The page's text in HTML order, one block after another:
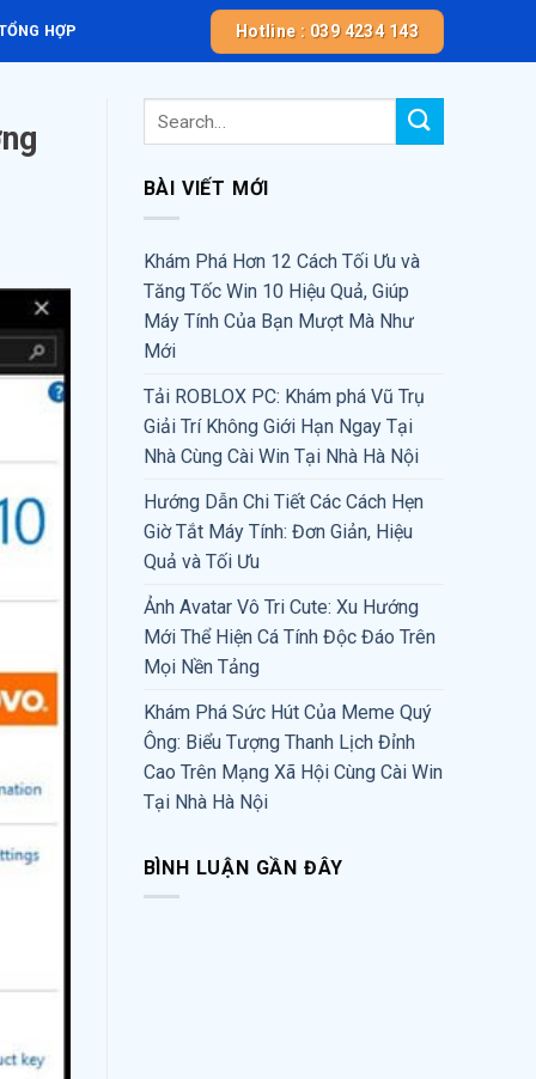
HỢP Hotline : 039 4234 143
BÀI VIẾT MỚI
Khám Phá Hơn 12 Cách Tối Ưu và
Tăng Tốc Win 10 Hiệu Quả, Giúp
Máy Tính Của Bạn Mượt Mà Như
Mới
Tải ROBLOX PC: Khám phá Vũ Trụ
Giải Trí Không Giới Hạn Ngay Tại
Nhà Cùng Cài Win Tại Nhà Hà Nội
Hướng Dẫn Chi Tiết Các Cách Hẹn
Giờ Tắt Máy Tính: Đơn Giản, Hiệu
Quả và Tối Ưu
Ảnh Avatar Vô Tri Cute: Xu Hướng
Mới Thể Hiện Cá Tính Độc Đáo Trên
Mọi Nền Tảng
Khám Phá Sức Hút Của Meme Quý
Ông: Biểu Tượng Thanh Lịch Đỉnh
Cao Trên Mạng Xã Hội Cùng Cài Win
Tại Nhà Hà Nội
BÌNH LUẬN GẦN ĐÂY